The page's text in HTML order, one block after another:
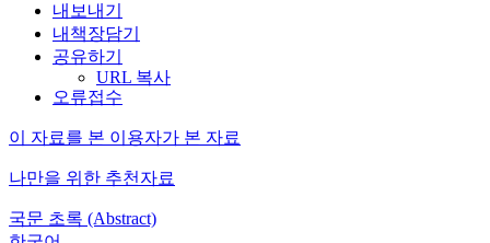
내보내기
내책장담기
공유하기
URL 복사
오류접수
이 자료를 본 이용자가 본 자료
나만을 위한 추천자료
국문 초록 (Abstract)